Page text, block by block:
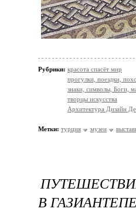
Рубрики: красота спасёт мир
прогулки, поездки,
знаки, символы, Боги,
творцы искусства
Архитектура Дизайн
Метки: турция музеи
В